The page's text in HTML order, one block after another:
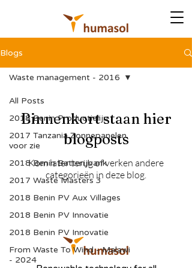
Blogs
All Posts
2018 Benin Productielijn
2017 Tanzania Zonnepanelen
voor zie
2018 Benin Batterijbank
2017 Waste Masters 3
2018 Benin PV Aux Villages
2018 Benin PV Innovatie
2018 Benin PV Innovatie
From Waste To Wind - Malawi
- 2024
Waste management - 2016
Binnenkort staan hier
blogposts
Kom later terug of verken andere
categorieën in deze blog.